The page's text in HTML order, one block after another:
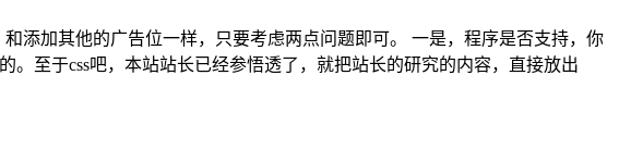
添加其他的广告位一样，只要考虑两点问题即可。 一是，程序是否支持，你
。至于css吧，本站站长已经参悟透了，就把站长的研究的内容，直接放出